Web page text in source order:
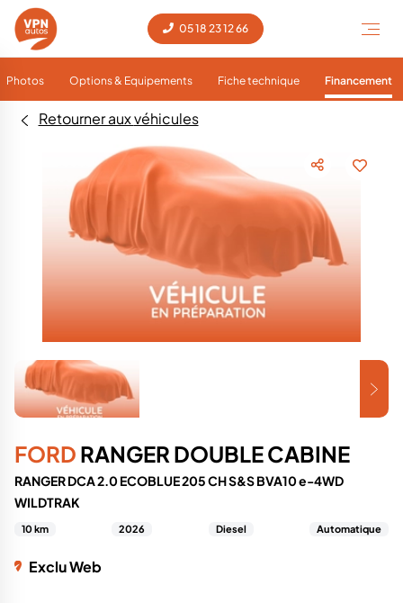
05 18 23 12 66
Photos Options & Equipements Fiche technique Financement
Retourner aux véhicules
FORD RANGER DOUBLE CABINE
RANGER DCA 2.0 ECOBLUE 205 CH S&S BVA10 e-4WD
WILDTRAK
10 km 2026 Diesel Automatique
Exclu Web